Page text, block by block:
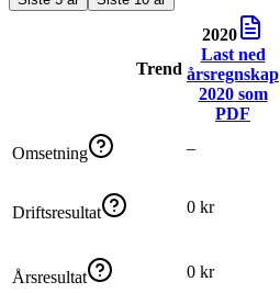
Trend
2020
Last ned
årsregnskap
2020som
PDF
Omsetning –
Driftsresultat 0 kr
Årsresultat 0 kr